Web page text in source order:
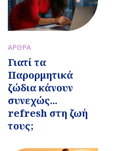
ΑΡΘΡΑ
Γιατί τα
Παρορμητικά
ζώδια κάνουν
συνεχώς...
refresh στη ζωή
τους;